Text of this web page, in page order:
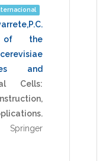
of the
and
Cells: